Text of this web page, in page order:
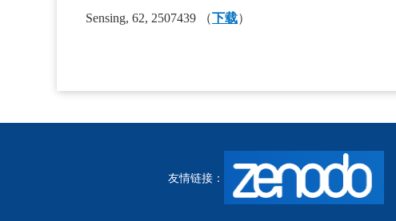
Sensing, 62, 2507439 （下载）
友情链接：